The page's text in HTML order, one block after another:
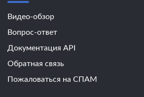
Видео-обзор
Вопрос-ответ
Документация API
Обратная связь
Пожаловаться на СПАМ